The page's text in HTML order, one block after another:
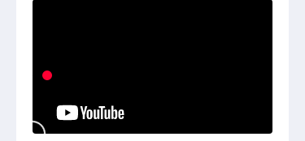
料理人（副料理長候補）│月給28万
5h未満・寮費月1万円